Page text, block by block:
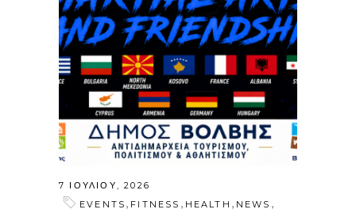
7 ΙΟΥΛΊΟΥ, 2026
EVENTS , FITNESS , HEALTH , NEWS ,